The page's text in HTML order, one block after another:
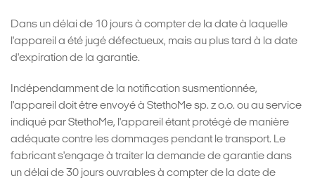
Dans un délai de 10 jours à compter de la date à laquelle
l'appareil a été jugé défectueux, mais au plus tard à la date
d'expiration de la garantie.
Indépendamment de la notification susmentionnée,
l'appareil doit être envoyé à StethoMe sp. z o.o. ou au service
indiqué par StethoMe, l'appareil étant protégé de manière
adéquate contre les dommages pendant le transport. Le
fabricant s'engage à traiter la demande de garantie dans
un délai de 30 jours ouvrables à compter de la date de